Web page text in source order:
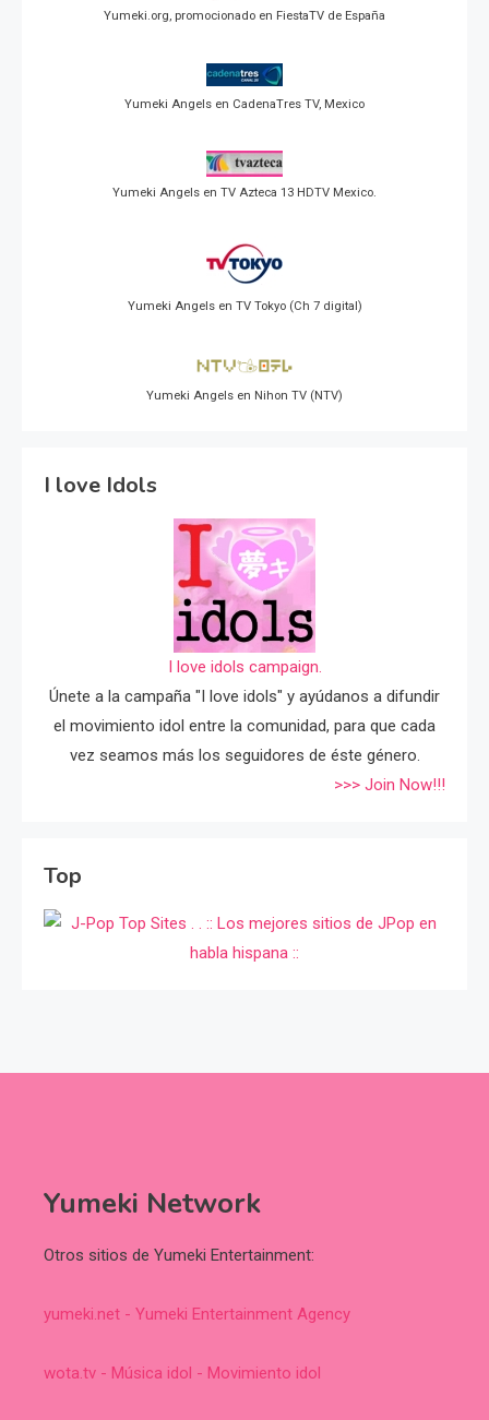
Yumeki.org, promocionado en FiestaTV de España
Yumeki Angels en CadenaTres TV, Mexico
Yumeki Angels en TV Azteca 13 HDTV Mexico.
Yumeki Angels en TV Tokyo (Ch 7 digital)
Yumeki Angels en Nihon TV (NTV)
I love Idols
I love idols campaign.
Únete a la campaña "I love idols" y ayúdanos a difundir
el movimiento idol entre la comunidad, para que cada
vez seamos más los seguidores de éste género.
>>> Join Now!!!
Top
Yumeki Network
Otros sitios de Yumeki Entertainment:
yumeki.net - Yumeki Entertainment Agency
wota.tv - Música idol - Movimiento idol